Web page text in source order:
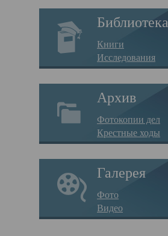
Библиотека
Книги
Исследования
Архив
Фотокопии дел
Крестные ходы
Галерея
Фото
Видео